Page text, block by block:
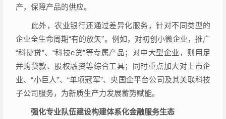
产，保障产品的供应。
此外，农业银行还通过差异化服务，针对不同类型的
企业全生命周期“有的放矢”。例如，对初创小微企业，推广
“科捷贷”、“科技e贷”等专属产品；对中大型企业，则用足
并购贷款、股权融资等综合工具；同时重点加大对上市企
业、“小巨人”、“单项冠军”、央国企平台公司及其关联科技
子公司服务，为新质生产力发展蓄势赋能。
强化专业队伍建设构建体系化金融服务生态